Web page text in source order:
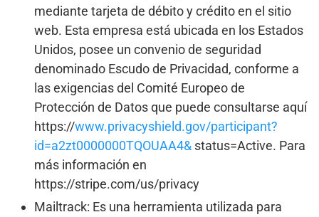
mediante tarjeta de débito y crédito en el sitio
web. Esta empresa está ubicada en los Estados
Unidos, posee un convenio de seguridad
denominado Escudo de Privacidad, conforme a
las exigencias del Comité Europeo de
Protección de Datos que puede consultarse aquí
https://www.privacyshield.gov/participant?
id=a2zt0000000TQOUAA4& status=Active. Para
más información en
https://stripe.com/us/privacy
Mailtrack: Es una herramienta utilizada para